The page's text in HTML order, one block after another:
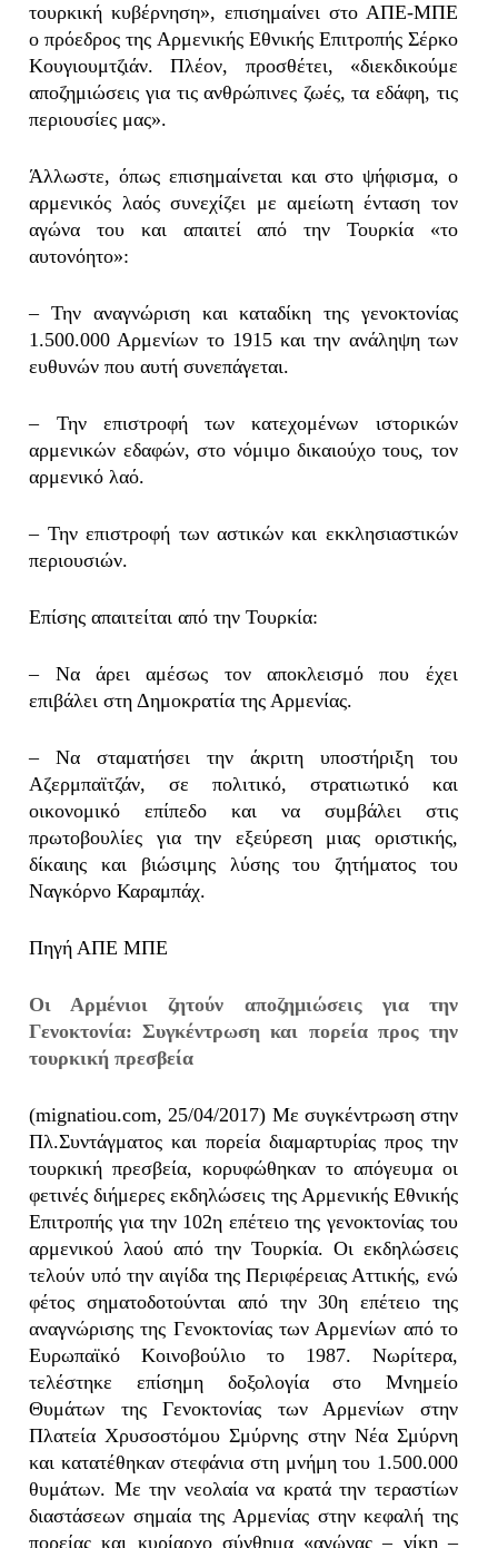
τουρκική κυβέρνηση», επισημαίνει στο ΑΠΕ-ΜΠΕ
ο πρόεδρος της Αρμενικής Εθνικής Επιτροπής Σέρκο
Κουγιουμτζιάν. Πλέον, προσθέτει, «διεκδικούμε
αποζημιώσεις για τις ανθρώπινες ζωές, τα εδάφη, τις
περιουσίες μας».
Άλλωστε, όπως επισημαίνεται και στο ψήφισμα, ο
αρμενικός λαός συνεχίζει με αμείωτη ένταση τον
αγώνα του και απαιτεί από την Τουρκία «το
αυτονόητο»:
– Την αναγνώριση και καταδίκη της γενοκτονίας
1.500.000 Αρμενίων το 1915 και την ανάληψη των
ευθυνών που αυτή συνεπάγεται.
– Την επιστροφή των κατεχομένων ιστορικών
αρμενικών εδαφών, στο νόμιμο δικαιούχο τους, τον
αρμενικό λαό.
– Την επιστροφή των αστικών και εκκλησιαστικών
περιουσιών.
Επίσης απαιτείται από την Τουρκία:
– Να άρει αμέσως τον αποκλεισμό που έχει
επιβάλει στη Δημοκρατία της Αρμενίας.
– Να σταματήσει την άκριτη υποστήριξη του
Αζερμπαϊτζάν, σε πολιτικό, στρατιωτικό και
οικονομικό επίπεδο και να συμβάλει στις
πρωτοβουλίες για την εξεύρεση μιας οριστικής,
δίκαιης και βιώσιμης λύσης του ζητήματος του
Ναγκόρνο Καραμπάχ.
Πηγή ΑΠΕ ΜΠΕ
Οι Αρμένιοι ζητούν αποζημιώσεις για την
Γενοκτονία: Συγκέντρωση και πορεία προς την
τουρκική πρεσβεία
(mignatiou.com, 25/04/2017) Με συγκέντρωση στην
Πλ.Συντάγματος και πορεία διαμαρτυρίας προς την
τουρκική πρεσβεία, κορυφώθηκαν το απόγευμα οι
φετινές διήμερες εκδηλώσεις της Αρμενικής Εθνικής
Επιτροπής για την 102η επέτειο της γενοκτονίας του
αρμενικού λαού από την Τουρκία. Οι εκδηλώσεις
τελούν υπό την αιγίδα της Περιφέρειας Αττικής, ενώ
φέτος σηματοδοτούνται από την 30η επέτειο της
αναγνώρισης της Γενοκτονίας των Αρμενίων από το
Ευρωπαϊκό Κοινοβούλιο το 1987. Νωρίτερα,
τελέστηκε επίσημη δοξολογία στο Μνημείο
Θυμάτων της Γενοκτονίας των Αρμενίων στην
Πλατεία Χρυσοστόμου Σμύρνης στην Νέα Σμύρνη
και κατατέθηκαν στεφάνια στη μνήμη του 1.500.000
θυμάτων. Με την νεολαία να κρατά την τεραστίων
διαστάσεων σημαία της Αρμενίας στην κεφαλή της
πορείας και κυρίαρχο σύνθημα «αγώνας – νίκη –